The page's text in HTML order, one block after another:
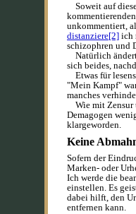
Soweit auf
unkommentiert,
distanziere[2] ich
schizophren und
Natürlich
sich beides,
Etwas für
"Mein Kampf"
manches
Wie mit Zensur
Demagogen
klargeworden.
Keine
Sofern der
Marken- oder
Ich werde die
einstellen. Es
dabei hilft, den
entfernen kann.